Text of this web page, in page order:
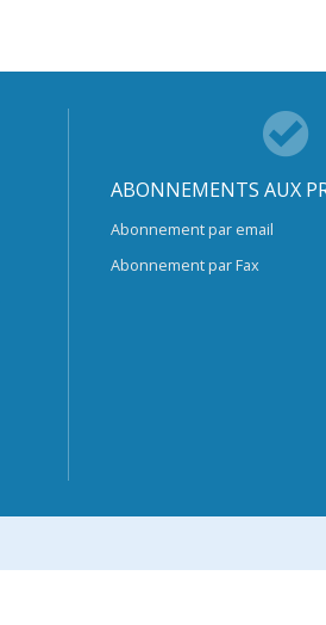
ABONNEMENTS AUX
Abonnement par email
Abonnement par Fax